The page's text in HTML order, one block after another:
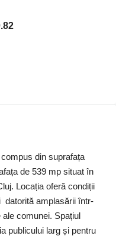
din suprafața
de 539 mp situat în
Locația oferă condiții
datorită amplasării într-
comunei. Spațiul
publicului larg și pentru